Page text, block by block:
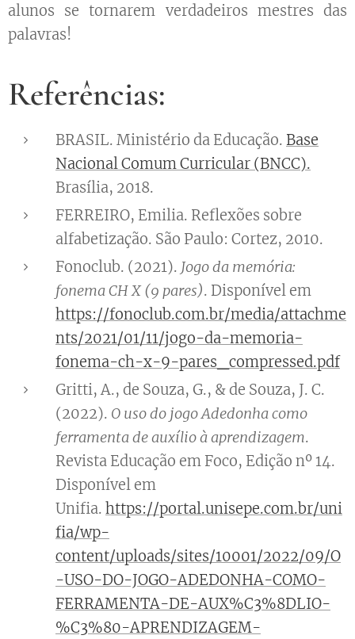
alunos se tornarem verdadeiros mestres das
palavras!
Referências:
BRASIL. Ministério da Educação. Base
Nacional Comum Curricular (BNCC).
Brasília, 2018.
FERREIRO, Emilia. Reflexões sobre
alfabetização. São Paulo: Cortez, 2010.
Fonoclub. (2021). Jogo da memória:
fonema CH X (9 pares). Disponível em
https://fonoclub.com.br/media/attachme
nts/2021/01/11/jogo-da-memoria-
fonema-ch-x-9-pares_compressed.pdf
Gritti, A., de Souza, G., & de Souza, J. C.
(2022). O uso do jogo Adedonha como
ferramenta de auxílio à aprendizagem.
Revista Educação em Foco, Edição nº 14.
Disponível em
Unifia. https://portal.unisepe.com.br/uni
fia/wp-
content/uploads/sites/10001/2022/09/O
-USO-DO-JOGO-ADEDONHA-COMO-
FERRAMENTA-DE-AUX%C3%8DLIO-
%C3%80-APRENDIZAGEM-